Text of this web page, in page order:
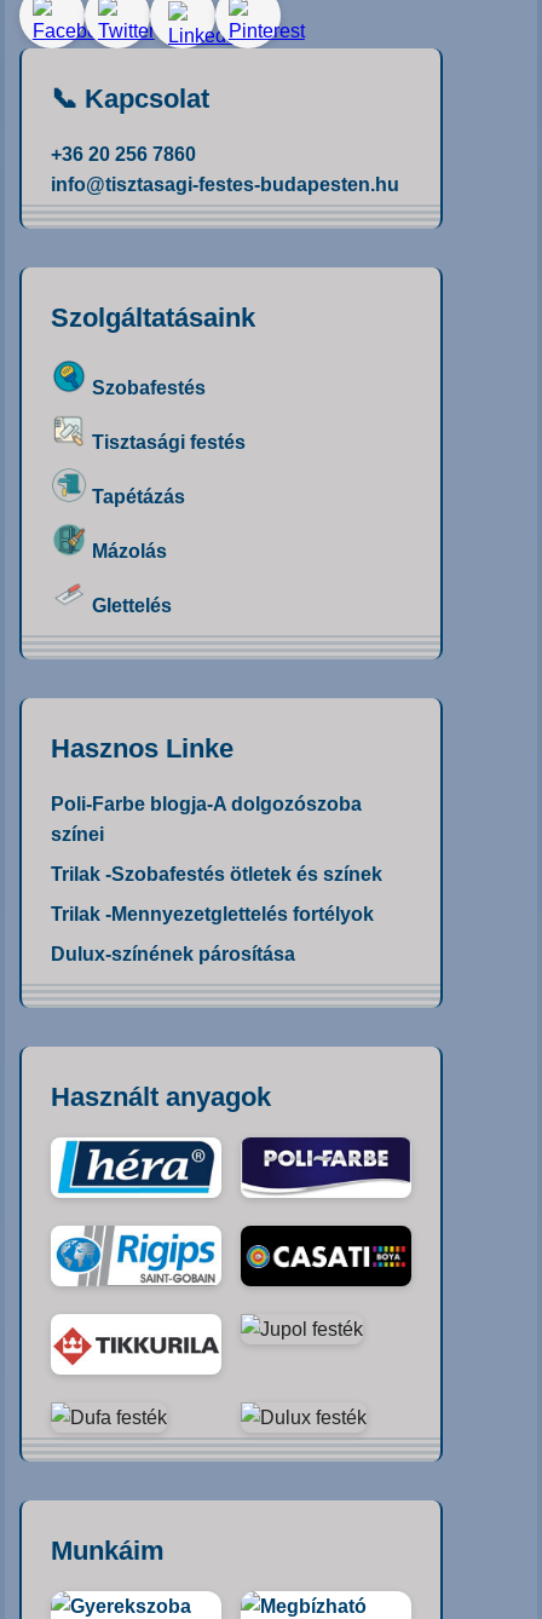
📞 Kapcsolat
+36 20 256 7860
info@tisztasagi-festes-budapesten.hu
Szolgáltatásaink
Szobafestés
Tisztasági festés
Tapétázás
Mázolás
Glettelés
Hasznos Linke
Poli-Farbe blogja-A dolgozószoba
színei
Trilak -Szobafestés ötletek és színek
Trilak -Mennyezetglettelés fortélyok
Dulux-színének párosítása
Használt anyagok
Munkáim